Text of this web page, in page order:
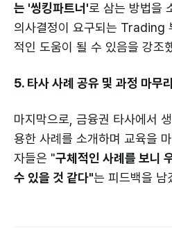
는 '씽킹파트너'로 삼는 방법을
의사결정이 요구되는 Trading
적인 도움이 될 수 있음을 강조
5. 타사 사례 공유 및 과정 마무리
마지막으로, 금융권 타사에서
용한 사례를 소개하며 교육을
자들은 "구체적인 사례를 보니
수 있을 것 같다"는 피드백을 남